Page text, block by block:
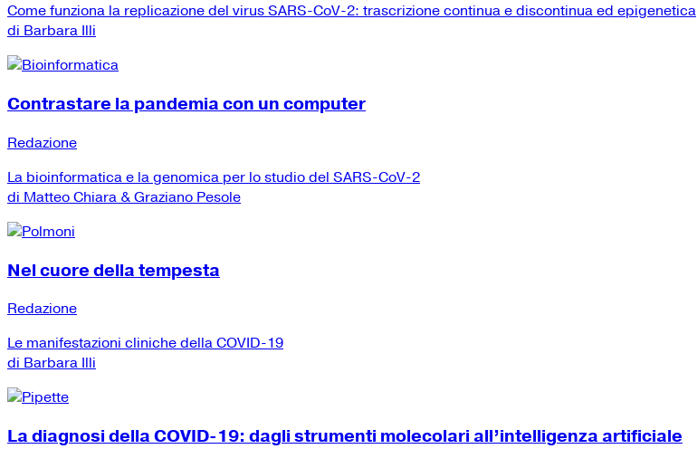
Come funziona la replicazione del virus SARS-CoV-2: trascrizione continua e discontinua ed epigenetica
di Barbara Illi
Contrastare la pandemia con un computer
Redazione
La bioinformatica e la genomica per lo studio del SARS-CoV-2
di Matteo Chiara & Graziano Pesole
Nel cuore della tempesta
Redazione
Le manifestazioni cliniche della COVID-19
di Barbara Illi
La diagnosi della COVID-19: dagli strumenti molecolari all’intelligenza artificiale